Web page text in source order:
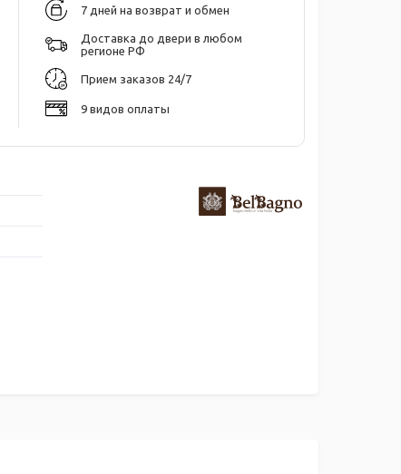
7 дней на возврат и обмен
Доставка до двери в любом
регионе РФ
Прием заказов 24/7
9 видов оплаты